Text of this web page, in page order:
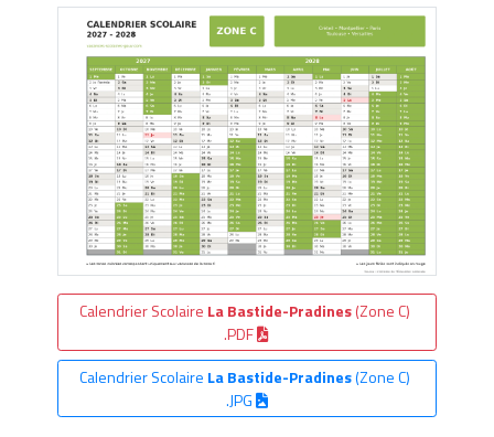
Calendrier Scolaire La Bastide-Pradines(Zone C)
.PDF
Calendrier Scolaire La Bastide-Pradines(Zone C)
.JPG